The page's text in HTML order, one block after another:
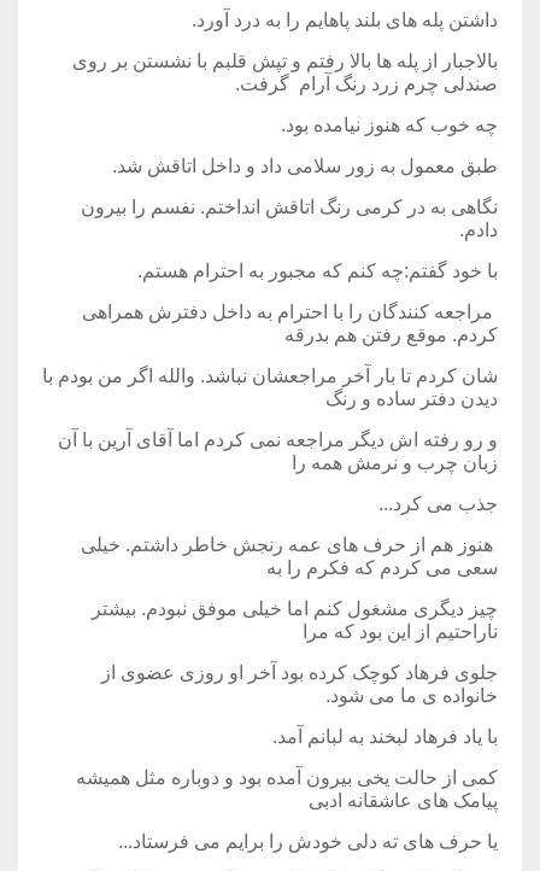
داشتن پله های بلند پاهایم را به درد آورد.
بالاجبار از پله ها بالا رفتم و تپش قلبم با نشستن بر روی
صندلی چرم زرد رنگ آرام گرفت.
چه خوب که هنوز نیامده بود.
طبق معمول به زور سلامی داد و داخل اتاقش شد.
نگاهی به در کرمی رنگ اتاقش انداختم. نفسم را بیرون
دادم.
با خود گفتم:چه کنم که مجبور به احترام هستم.
مراجعه کنندگان را با احترام به داخل دفترش همراهی
کردم. موقع رفتن هم بدرقه
شان کردم تا بار آخر مراجعشان نباشد. والله اگر من بودم با
دیدن دفتر ساده و رنگ
و رو رفته اش دیگر مراجعه نمی کردم اما آقای آرین با آن
زبان چرب و نرمش همه را
جذب می کرد...
هنوز هم از حرف های عمه رنجش خاطر داشتم. خیلی
سعی می کردم که فکرم را به
چیز دیگری مشغول کنم اما خیلی موفق نبودم. بیشتر
ناراحتیم از این بود که مرا
جلوی فرهاد کوچک کرده بود آخر او روزی عضوی از
خانواده ی ما می شود.
با یاد فرهاد لبخند به لبانم آمد.
کمی از حالت یخی بیرون آمده بود و دوباره مثل همیشه
پیامک های عاشقانه ادبی
یا حرف های ته دلی خودش را برایم می فرستاد...